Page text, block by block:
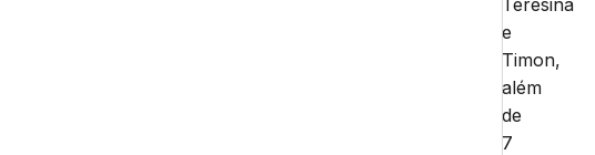
e
Timon,
além
de
7